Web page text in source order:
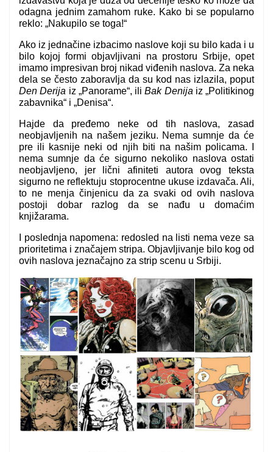
odagna jednim zamahom ruke. Kako bi se popularno
reklo: „Nakupilo se toga!“
Ako iz jednačine izbacimo naslove koji su bilo kada i u
bilo kojoj formi objavljivani na prostoru Srbije, opet
imamo impresivan broj nikad viđenih naslova. Za neka
dela se često zaboravlja da su kod nas izlazila, poput
Den Derija iz „Panorame“, iliBak Denija iz „Politikinog
zabavnika“ i „Denisa“.
Hajde da pređemo neke od tih naslova, zasad
neobjavljenih na našem jeziku. Nema sumnje da će
pre ili kasnije neki od njih biti na našim policama. I
nema sumnje da će sigurno nekoliko naslova ostati
neobjavljeno, jer lični afiniteti autora ovog teksta
sigurno ne reflektuju stoprocentne ukuse izdavača. Ali,
to ne menja činjenicu da za svaki od ovih naslova
postoji dobar razlog da se nađu u domaćim
knjižarama.
I poslednja napomena: redosled na listi nema veze sa
prioritetima i značajem stripa. Objavljivanje bilo kog od
ovih naslova jeznačajno za strip scenu u Srbiji.